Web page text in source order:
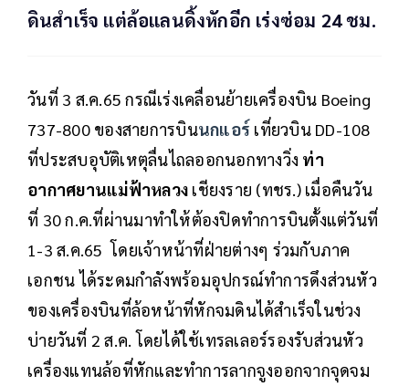
ดินสำเร็จ แต่ล้อแลนดิ้งหักอีก เร่งซ่อม 24 ชม.
วันที่ 3 ส.ค.65 กรณีเร่งเคลื่อนย้ายเครื่องบิน Boeing
737-800 ของสายการบินนกแอร์ เที่ยวบิน DD-108
ที่ประสบอุบัติเหตุลื่นไถลออกนอกทางวิ่ง ท่า
อากาศยานแม่ฟ้าหลวง เชียงราย (ทชร.) เมื่อคืนวัน
ที่ 30 ก.ค.ที่ผ่านมาทำให้ต้องปิดทำการบินตั้งแต่วันที่
1-3 ส.ค.65 โดยเจ้าหน้าที่ฝ่ายต่างๆ ร่วมกับภาค
เอกชน ได้ระดมกำลังพร้อมอุปกรณ์ทำการดึงส่วนหัว
ของเครื่องบินที่ล้อหน้าที่หักจมดินได้สำเร็จในช่วง
บ่ายวันที่ 2 ส.ค. โดยได้ใช้เทรลเลอร์รองรับส่วนหัว
เครื่องแทนล้อที่หักและทำการลากจูงออกจากจุดจม